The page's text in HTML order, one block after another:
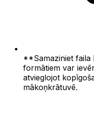
**Samaziniet
formātiem var
atvieglojot
mākoņkrātuvē.